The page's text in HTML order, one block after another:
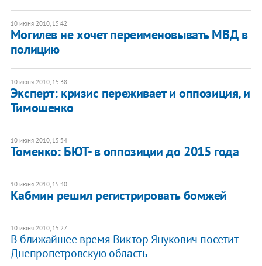
10 июня 2010, 15:42
Могилев не хочет переименовывать МВД в
полицию
10 июня 2010, 15:38
Эксперт: кризис переживает и оппозиция, и
Тимошенко
10 июня 2010, 15:34
Томенко: БЮТ- в оппозиции до 2015 года
10 июня 2010, 15:30
Кабмин решил регистрировать бомжей
10 июня 2010, 15:27
В ближайшее время Виктор Янукович посетит
Днепропетровскую область